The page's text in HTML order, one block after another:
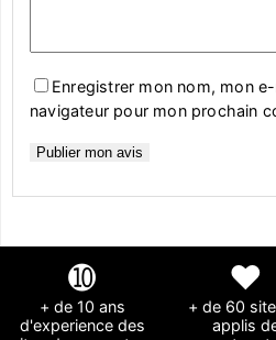
Enregistrer mon nom, mon
navigateur pour mon prochain
➓
+ de 10 ans
d'experience des
❤
+ de 60
applis